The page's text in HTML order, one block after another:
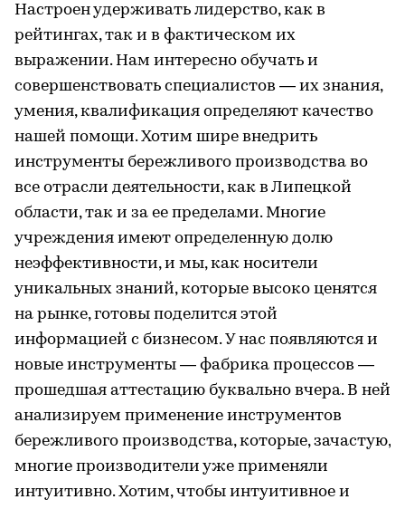
Настроен удерживать лидерство, как в
рейтингах, так и в фактическом их
выражении. Нам интересно обучать и
совершенствовать специалистов — их знания,
умения, квалификация определяют качество
нашей помощи. Хотим шире внедрить
инструменты бережливого производства во
все отрасли деятельности, как в Липецкой
области, так и за ее пределами. Многие
учреждения имеют определенную долю
неэффективности, и мы, как носители
уникальных знаний, которые высоко ценятся
на рынке, готовы поделится этой
информацией с бизнесом. У нас появляются и
новые инструменты — фабрика процессов —
прошедшая аттестацию буквально вчера. В ней
анализируем применение инструментов
бережливого производства, которые, зачастую,
многие производители уже применяли
интуитивно. Хотим, чтобы интуитивное и